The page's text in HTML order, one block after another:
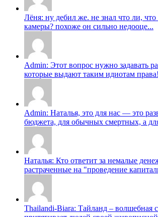
Лёня: ну дебил же. не знал что ли,
камеры? похоже он сильно недооце...
Admin: Этот вопрос нужно задавать
которые выдают таким идиотам
Admin: Наталья, это для нас — это
бюджета, для обычных смертных, а
Наталья: Кто ответит за немалые
растраченные на "проведение
Thailandi-Biara: Тайланд – волшебная